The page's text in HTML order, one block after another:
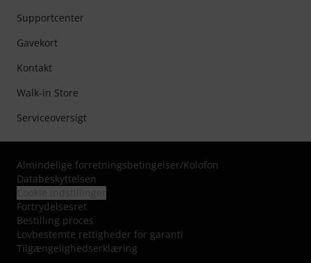
Supportcenter
Gavekort
Kontakt
Walk-in Store
Serviceoversigt
Almindelige forretningsbetingelser/Kolofon
Databeskyttelsen
Fortrydelsesret
Bestilling proces
Lovbestemte rettigheder for garanti
Tilgængelighedserklæring